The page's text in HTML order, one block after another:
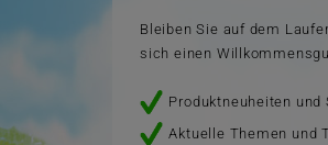
Bleiben Sie auf dem
sich einen
Produktneuheiten
Aktuelle Themen und